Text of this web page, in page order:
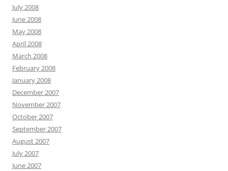
July 2008
June 2008
May 2008
April 2008
March 2008
February 2008
January 2008
December 2007
November 2007
October 2007
September 2007
August 2007
July 2007
June 2007